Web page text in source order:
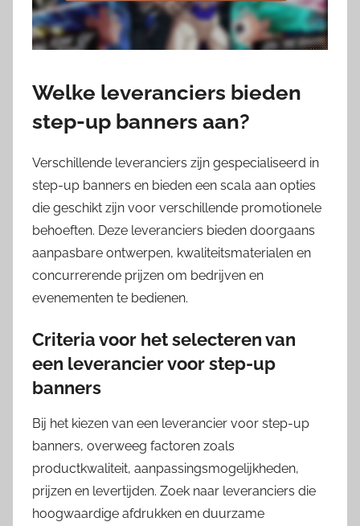
Welke leveranciers bieden
step-up banners aan?
Verschillende leveranciers zijn gespecialiseerd in
step-up banners en bieden een scala aan opties
die geschikt zijn voor verschillende promotionele
behoeften. Deze leveranciers bieden doorgaans
aanpasbare ontwerpen, kwaliteitsmaterialen en
concurrerende prijzen om bedrijven en
evenementen te bedienen.
Criteria voor het selecteren van
een leverancier voor step-up
banners
Bij het kiezen van een leverancier voor step-up
banners, overweeg factoren zoals
productkwaliteit, aanpassingsmogelijkheden,
prijzen en levertijden. Zoek naar leveranciers die
hoogwaardige afdrukken en duurzame